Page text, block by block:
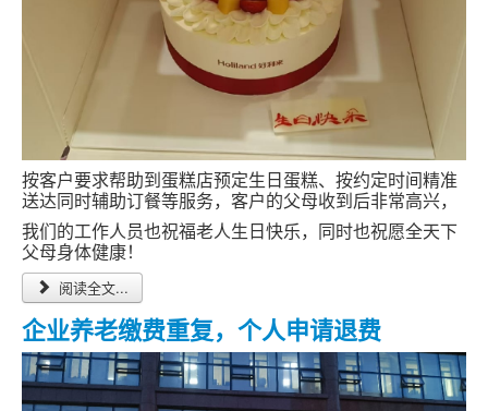
按客户要求帮助到蛋糕店预定生日蛋糕、按约定时间精准
送达同时辅助订餐等服务，客户的父母收到后非常高兴，
我们的工作人员也祝福老人生日快乐，同时也祝愿全天下
父母身体健康！
阅读全文...
企业养老缴费重复，个人申请退费